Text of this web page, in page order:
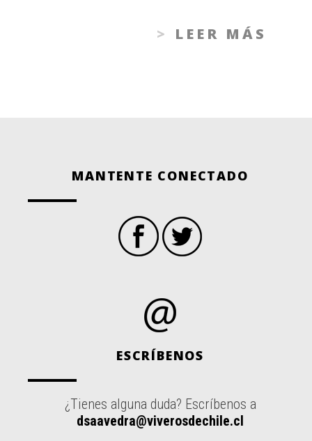
LEER MÁS
MANTENTE CONECTADO
ESCRÍBENOS
¿Tienes alguna duda? Escríbenos a
dsaavedra@viverosdechile.cl